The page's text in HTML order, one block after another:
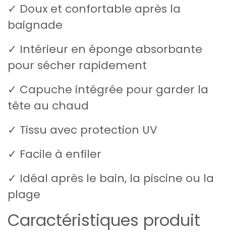
✓ Doux et confortable après la
baignade
✓ Intérieur en éponge absorbante
pour sécher rapidement
✓ Capuche intégrée pour garder la
tête au chaud
✓ Tissu avec protection UV
✓ Facile à enfiler
✓ Idéal après le bain, la piscine ou la
plage
Caractéristiques produit